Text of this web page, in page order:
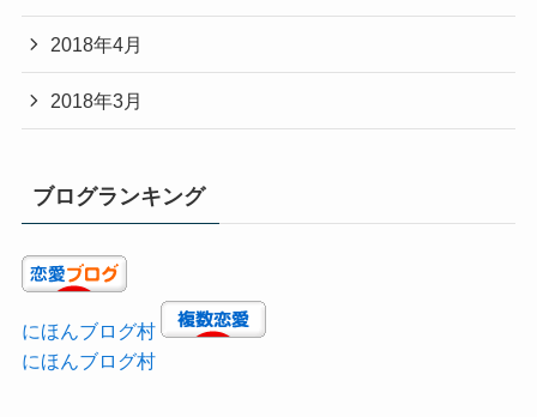
2018年4月
2018年3月
ブログランキング
にほんブログ村
にほんブログ村